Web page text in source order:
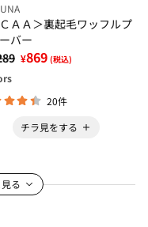
ＡＡ＞裏起毛ワッフルプ
バー
¥869 (税込)
20件
チラ見をする
る